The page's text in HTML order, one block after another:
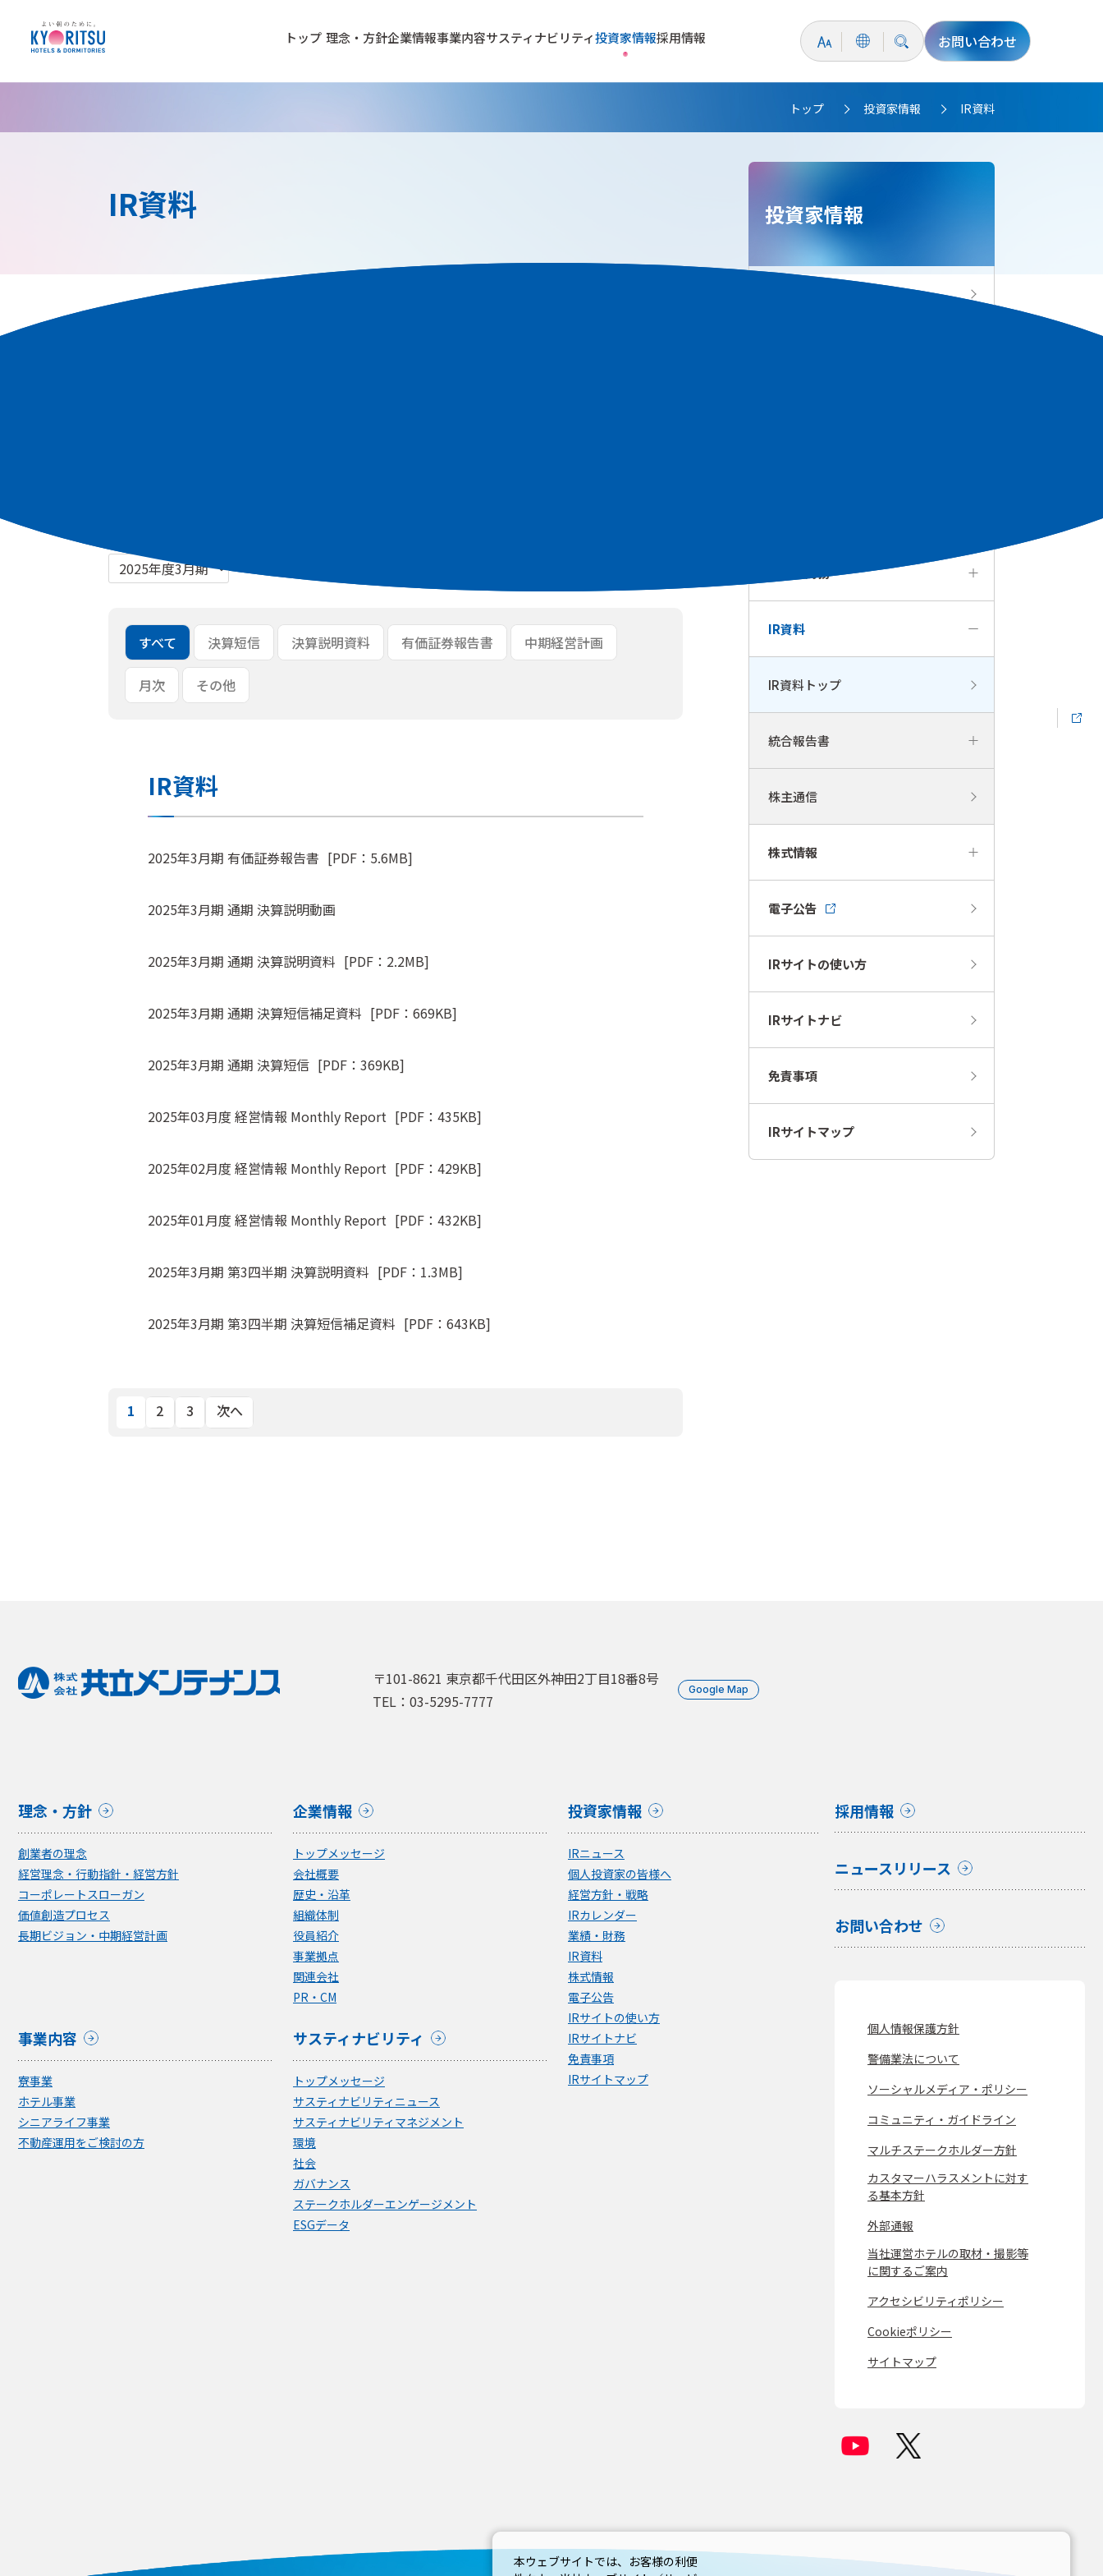
トップ 理念・方針企業情報事業内容サスティナビリティ投資家情報採用情報 お問い合わせ
トップ >
投資家情報 >
IR資料
IR資料
すべて 決算短信 決算説明資料 有価証券報告書 中期経営計画
月次 その他
IR資料
2025年3月期 有価証券報告書 [PDF：5.6MB]
2025年3月期 通期 決算説明動画
2025年3月期 通期 決算説明資料 [PDF：2.2MB]
2025年3月期 通期 決算短信補足資料 [PDF：669KB]
2025年3月期 通期 決算短信 [PDF：369KB]
2025年03月度 経営情報 Monthly Report [PDF：435KB]
2025年02月度 経営情報 Monthly Report [PDF：429KB]
2025年01月度 経営情報 Monthly Report [PDF：432KB]
2025年3月期 第3四半期 決算説明資料 [PDF：1.3MB]
2025年3月期 第3四半期 決算短信補足資料 [PDF：643KB]
1 2 3 次へ
投資家情報
業績・財務
IR資料
IR資料トップ
統合報告書
株主通信
株式情報
電子公告
IRサイトの使い方
IRサイトナビ
免責事項
IRサイトマップ
〒101-8621 東京都千代田区外神田2丁目18番8号
TEL：03-5295-7777
Google Map
理念・方針
創業者の理念
経営理念・行動指針・経営方針
コーポレートスローガン
価値創造プロセス
長期ビジョン・中期経営計画
企業情報
トップメッセージ
会社概要
歴史・沿革
組織体制
役員紹介
事業拠点
関連会社
PR・CM
事業内容
寮事業
ホテル事業
シニアライフ事業
不動産運用をご検討の方
サスティナビリティ
トップメッセージ
サスティナビリティニュース
サスティナビリティマネジメント
環境
社会
ガバナンス
ステークホルダーエンゲージメント
ESGデータ
投資家情報
IRニュース
個人投資家の皆様へ
経営方針・戦略
IRカレンダー
業績・財務
IR資料
株式情報
電子公告
IRサイトの使い方
IRサイトナビ
免責事項
IRサイトマップ
採用情報
ニュースリリース
お問い合わせ
個人情報保護方針
警備業法について
ソーシャルメディア・ポリシー
コミュニティ・ガイドライン
マルチステークホルダー方針
カスタマーハラスメントに対す
る基本方針
外部通報
当社運営ホテルの取材・撮影等
に関するご案内
アクセシビリティポリシー
Cookieポリシー
サイトマップ
本ウェブサイトでは、お客様の利便